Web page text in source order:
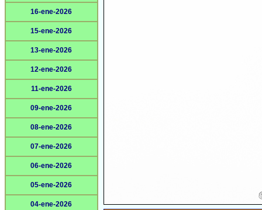
16-ene-2026
15-ene-2026
13-ene-2026
12-ene-2026
11-ene-2026
09-ene-2026
08-ene-2026
07-ene-2026
06-ene-2026
05-ene-2026
04-ene-2026